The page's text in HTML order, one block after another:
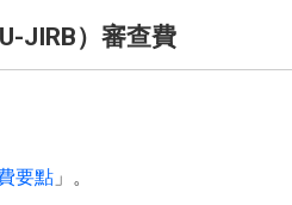
JIRB）審查費
要點 」。